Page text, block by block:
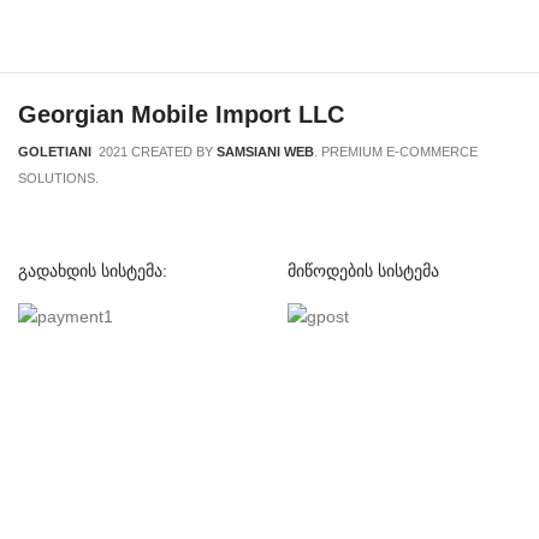
Georgian Mobile Import LLC
GOLETIANI 2021 CREATED BY SAMSIANI WEB . PREMIUM E-COMMERCE
SOLUTIONS.
გადახდის სისტემა: მიწოდების სისტემა